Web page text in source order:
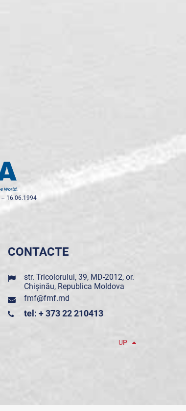
-- 16.06.1994
CONTACTE
str. Tricolorului, 39, MD-2012, or.
Chișinău, Republica Moldova
fmf@fmf.md
tel: + 373 22 210413
UP